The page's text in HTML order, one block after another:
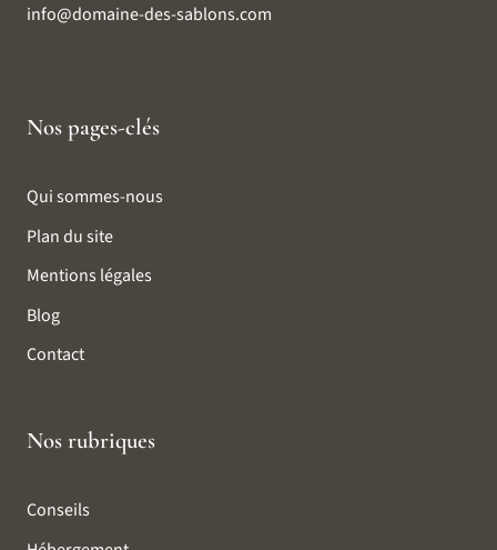
info@domaine-des-sablons.com
Nos pages-clés
Qui sommes-nous
Plan du site
Mentions légales
Blog
Contact
Nos rubriques
Conseils